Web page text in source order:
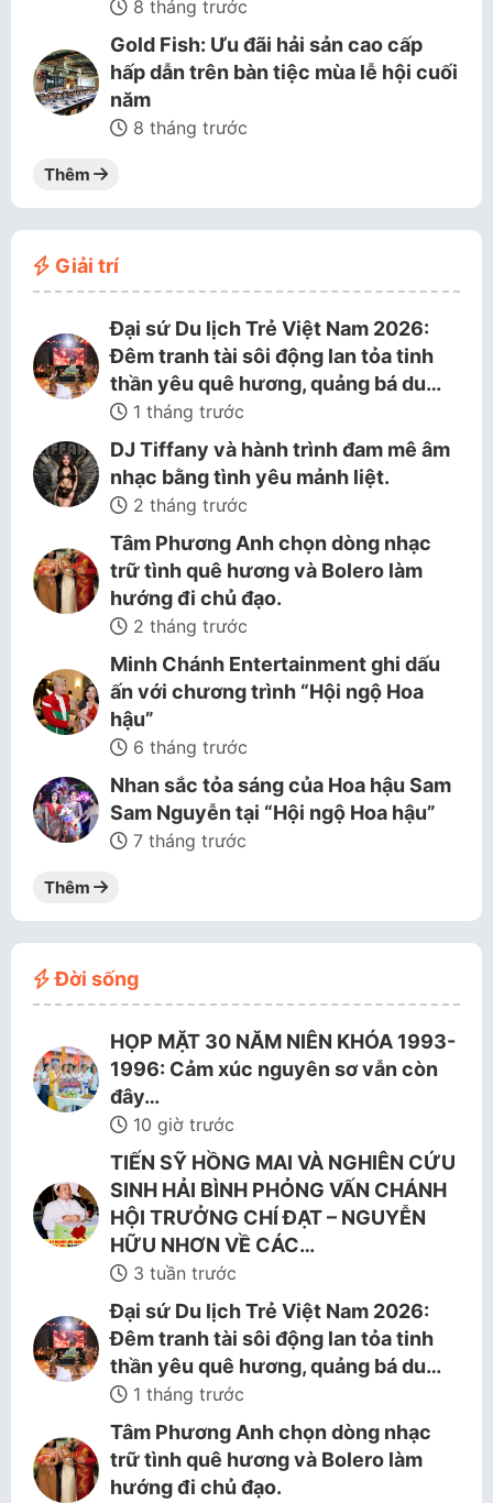
8 tháng trước
Gold Fish: Ưu đãi hải sản cao cấp
hấp dẫn trên bàn tiệc mùa lễ hội cuối
năm
8 tháng trước
Thêm
Giải trí
Đại sứ Du lịch Trẻ Việt Nam 2026:
Đêm tranh tài sôi động lan tỏa tinh
thần yêu quê hương, quảng bá du…
1 tháng trước
DJ Tiffany và hành trình đam mê âm
nhạc bằng tình yêu mảnh liệt.
2 tháng trước
Tâm Phương Anh chọn dòng nhạc
trữ tình quê hương và Bolero làm
hướng đi chủ đạo.
2 tháng trước
Minh Chánh Entertainment ghi dấu
ấn với chương trình “Hội ngộ Hoa
hậu”
6 tháng trước
Nhan sắc tỏa sáng của Hoa hậu Sam
Sam Nguyễn tại “Hội ngộ Hoa hậu”
7 tháng trước
Thêm
Đời sống
HỌP MẶT 30 NĂM NIÊN KHÓA 1993-
1996: Cảm xúc nguyên sơ vẫn còn
đây…
10 giờ trước
TIẾN SỸ HỒNG MAI VÀ NGHIÊN CỨU
SINH HẢI BÌNH PHỎNG VẤN CHÁNH
HỘI TRƯỞNG CHÍ ĐẠT – NGUYỄN
HỮU NHƠN VỀ CÁC…
3 tuần trước
Đại sứ Du lịch Trẻ Việt Nam 2026:
Đêm tranh tài sôi động lan tỏa tinh
thần yêu quê hương, quảng bá du…
1 tháng trước
Tâm Phương Anh chọn dòng nhạc
trữ tình quê hương và Bolero làm
hướng đi chủ đạo.